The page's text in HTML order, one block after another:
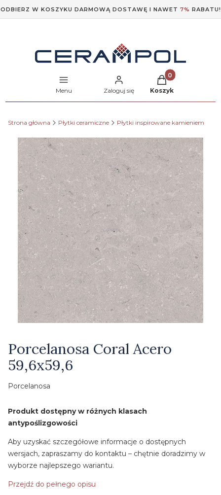
ODBIERZ W KOSZYKU DARMOWĄ DOSTAWĘ I NAWET 7% RABATU!
Menu Zaloguj się
Produkty w
Koszyk
Strona główna Płytki ceramiczne Płytki inspirowane kamieniem
Porcelanosa Coral Acero
59,6x59,6
Porcelanosa
Produkt dostępny w różnych klasach
antypoślizgowości
Aby uzyskać szczegółowe informacje o dostępnych
wersjach, zapraszamy do kontaktu – chętnie doradzimy w
wyborze najlepszego wariantu.
Przejdź do pełnego opisu